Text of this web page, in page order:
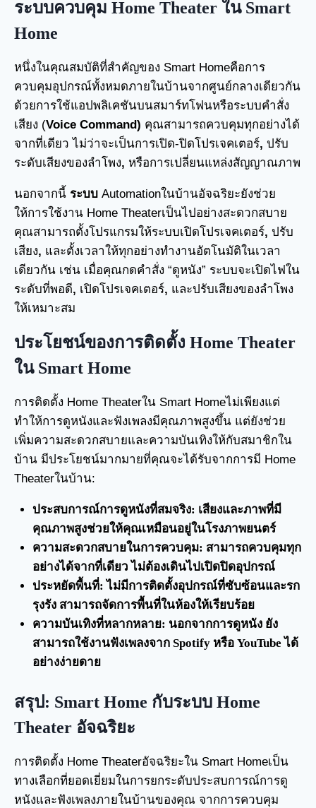
ระบบควบคุม Home Theater ใน Smart
Home
หนึ่งในคุณสมบัติที่สำคัญของ Smart Homeคือการ
ควบคุมอุปกรณ์ทั้งหมดภายในบ้านจากศูนย์กลางเดียวกัน
ด้วยการใช้แอปพลิเคชันบนสมาร์ทโฟนหรือระบบคำสั่ง
เสียง (Voice Command) คุณสามารถควบคุมทุกอย่างได้
จากที่เดียว ไม่ว่าจะเป็นการเปิด-ปิดโปรเจคเตอร์, ปรับ
ระดับเสียงของลำโพง, หรือการเปลี่ยนแหล่งสัญญาณภาพ
นอกจากนี้ ระบบ Automationในบ้านอัจฉริยะยังช่วย
ให้การใช้งาน Home Theaterเป็นไปอย่างสะดวกสบาย
คุณสามารถตั้งโปรแกรมให้ระบบเปิดโปรเจคเตอร์, ปรับ
เสียง, และตั้งเวลาให้ทุกอย่างทำงานอัตโนมัติในเวลา
เดียวกัน เช่น เมื่อคุณกดคำสั่ง “ดูหนัง” ระบบจะเปิดไฟใน
ระดับที่พอดี, เปิดโปรเจคเตอร์, และปรับเสียงของลำโพง
ให้เหมาะสม
ประโยชน์ของการติดตั้ง Home Theater
ใน Smart Home
การติดตั้ง Home Theaterใน Smart Homeไม่เพียงแต่
ทำให้การดูหนังและฟังเพลงมีคุณภาพสูงขึ้น แต่ยังช่วย
เพิ่มความสะดวกสบายและความบันเทิงให้กับสมาชิกใน
บ้าน มีประโยชน์มากมายที่คุณจะได้รับจากการมี Home
Theaterในบ้าน:
ประสบการณ์การดูหนังที่สมจริง: เสียงและภาพที่มี
คุณภาพสูงช่วยให้คุณเหมือนอยู่ในโรงภาพยนตร์
ความสะดวกสบายในการควบคุม: สามารถควบคุมทุก
อย่างได้จากที่เดียว ไม่ต้องเดินไปเปิดปิดอุปกรณ์
ประหยัดพื้นที่: ไม่มีการติดตั้งอุปกรณ์ที่ซับซ้อนและรก
รุงรัง สามารถจัดการพื้นที่ในห้องให้เรียบร้อย
ความบันเทิงที่หลากหลาย: นอกจากการดูหนัง ยัง
สามารถใช้งานฟังเพลงจาก Spotify หรือ YouTube ได้
อย่างง่ายดาย
สรุป: Smart Home กับระบบ Home
Theater อัจฉริยะ
การติดตั้ง Home Theaterอัจฉริยะใน Smart Homeเป็น
ทางเลือกที่ยอดเยี่ยมในการยกระดับประสบการณ์การดู
หนังและฟังเพลงภายในบ้านของคุณ จากการควบคุม